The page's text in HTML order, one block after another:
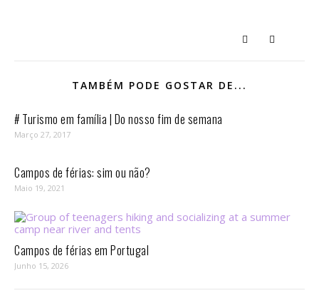
TAMBÉM PODE GOSTAR DE...
# Turismo em família | Do nosso fim de semana
Março 27, 2017
Campos de férias: sim ou não?
Maio 19, 2021
Campos de férias em Portugal
Junho 15, 2026